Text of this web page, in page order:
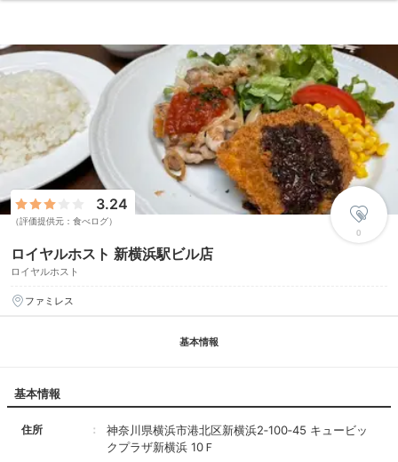
ロイヤルホスト 新横浜駅ビル店
ロイヤルホスト
3.24
（評価提供元：食べログ）
0
ファミレス
基本情報
基本情報
住所
神奈川県横浜市港北区新横浜2‐100‐45 キュービッ
クプラザ新横浜 10Ｆ